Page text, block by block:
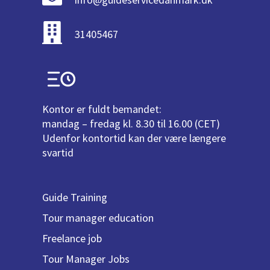
31405467
Kontor er fuldt bemandet:
mandag – fredag kl. 8.30 til 16.00 (CET)
Udenfor kontortid kan der være længere
svartid
Guide Training
Tour manager education
Freelance job
Tour Manager Jobs